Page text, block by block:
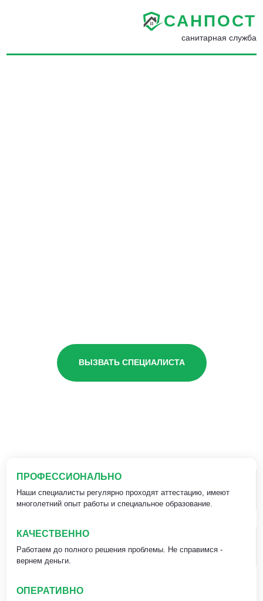
САНПОСТ
санитарная служба
ВЫЗВАТЬ СПЕЦИАЛИСТА
ПРОФЕССИОНАЛЬНО
Наши специалисты регулярно проходят аттестацию, имеют
многолетний опыт работы и специальное образование.
КАЧЕСТВЕННО
Работаем до полного решения проблемы. Не справимся -
вернем деньги.
ОПЕРАТИВНО